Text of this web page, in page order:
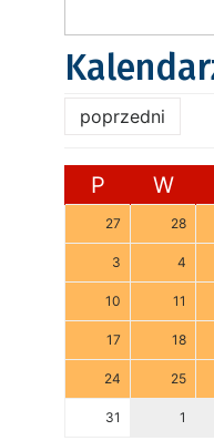
poprzedni
P W
27 28
3 4
10 11
17 18
24 25
31 1